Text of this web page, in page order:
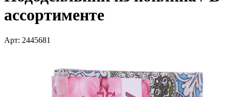
ассортименте
Арт: 2445681